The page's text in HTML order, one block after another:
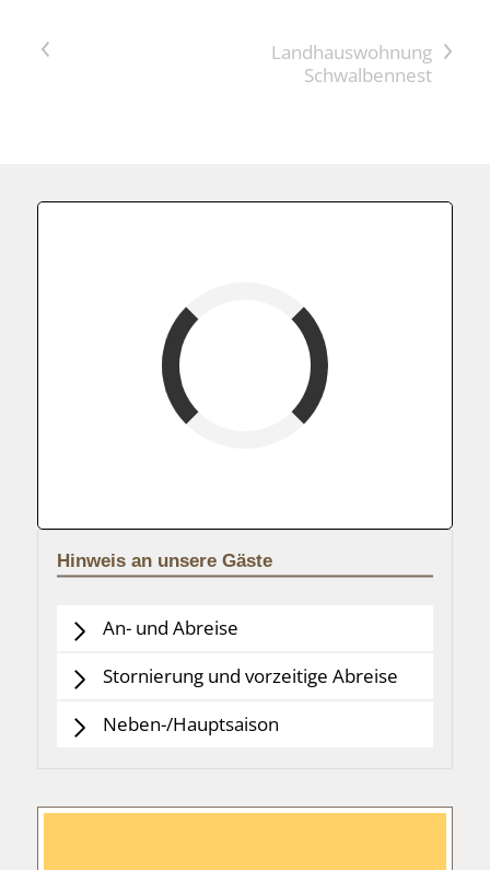
< >
verfügbar (Anreise) Abreise
Hinweis an unsere Gäste
An- und Abreise
Stornierung und vorzeitige Abreise
Neben-/Hauptsaison